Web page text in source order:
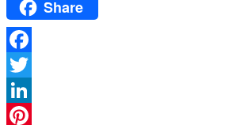
Share
Facebook
Twitter
LinkedIn